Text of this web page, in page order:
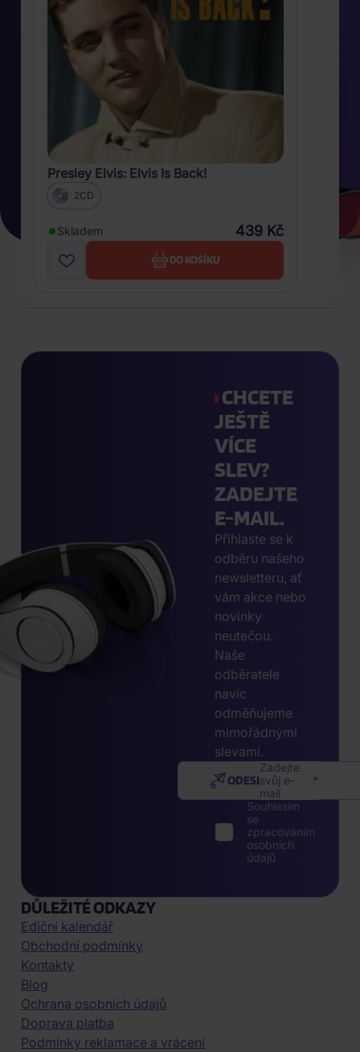
Presley Elvis: Elvis Is Back!
2CD
Skladem 439 Kč
DO KOŠÍKU
CHCETE
JEŠTĚ
VÍCE
SLEV?
ZADEJTE
E-MAIL.
Přihlaste se k
odběru našeho
newsletteru, ať
vám akce nebo
novinky
neutečou.
Naše
odběratele
navíc
odměňujeme
mimořádnými
slevami.
Zadejte
svůj e-
mail
ODESLAT
Souhlasím
se
zpracováním
osobních
údajů
DŮLEŽITÉ ODKAZY
Ediční kalendář
Obchodní podmínky
Kontakty
Blog
Ochrana osobních údajů
Doprava platba
Podmínky reklamace a vrácení